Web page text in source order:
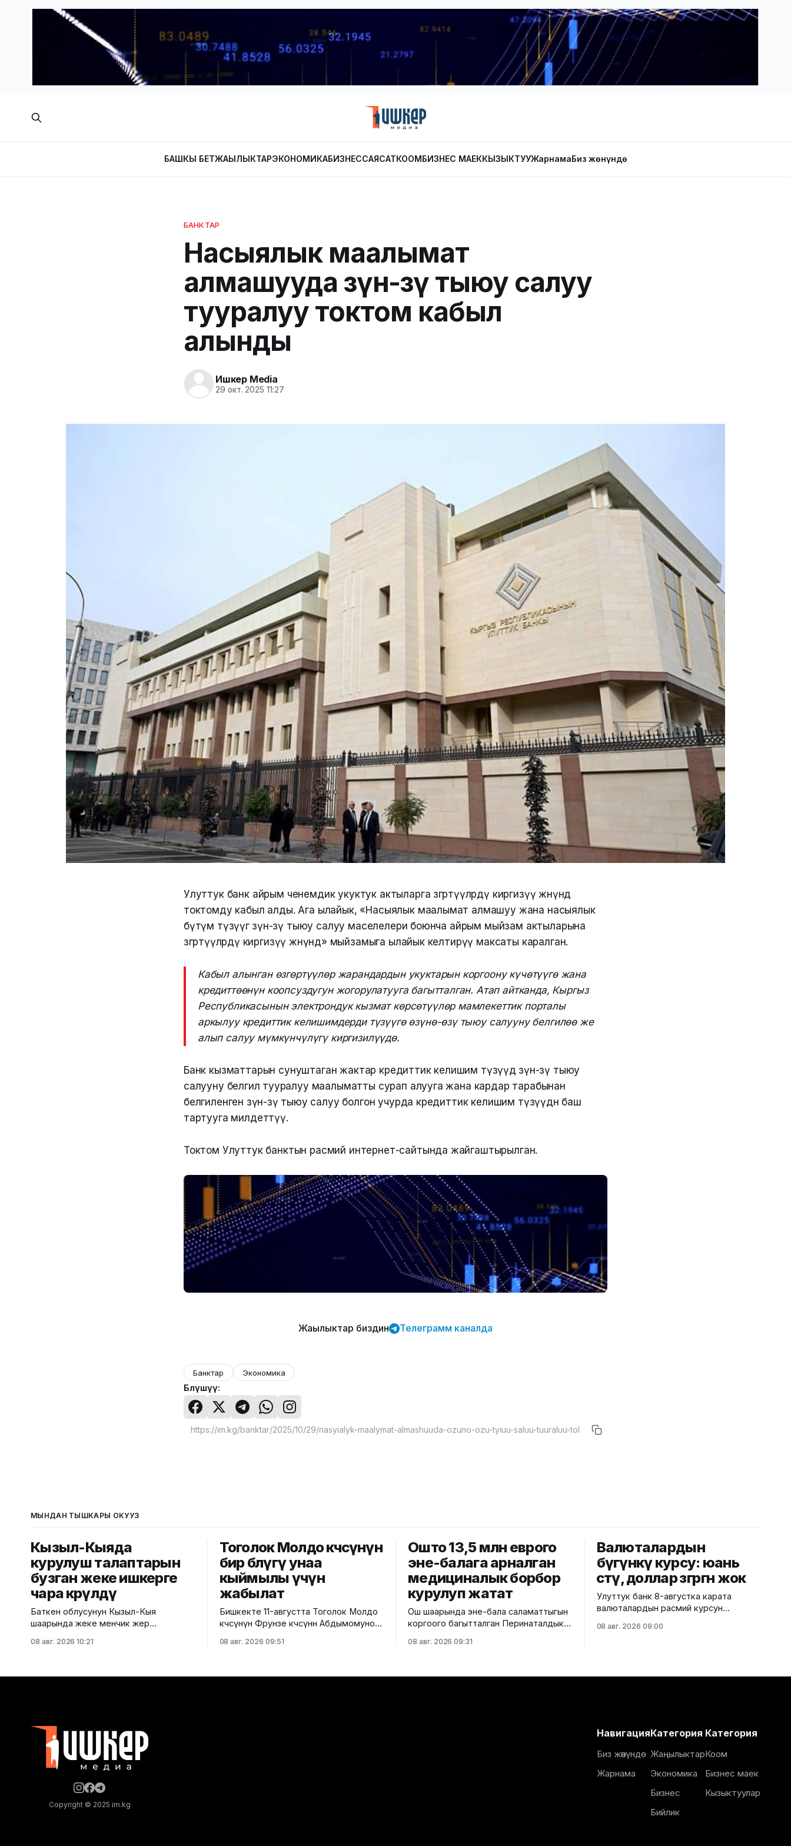
БАШКЫ БЕТЖАҢЫЛЫКТАРЭКОНОМИКАБИЗНЕССАЯСАТКООМБИЗНЕС МАЕККЫЗЫКТУУЖарнамаБиз жөнүндө
БАНКТАР
Насыялык маалымат
алмашууда өзүнө-өзү тыюу салуу
тууралуу токтом кабыл
алынды
Ишкер Media
29 окт. 2025 11:27
Улуттук банк айрым ченемдик укуктук актыларга өзгөртүүлөрдү киргизүү жөнүндө
токтомду кабыл алды. Ага ылайык, «Насыялык маалымат алмашуу жана насыялык
бүтүм түзүүгө өзүнө-өзү тыюу салуу маселелери боюнча айрым мыйзам актыларына
өзгөртүүлөрдү киргизүү жөнүндө» мыйзамыга ылайык келтирүү максаты каралган.
Кабыл алынган өзгөртүүлөр жарандардын укуктарын коргоону күчөтүүгө жана
кредиттөөнүн коопсуздугун жогорулатууга багытталган. Атап айтканда, Кыргыз
Республикасынын электрондук кызмат көрсөтүүлөр мамлекеттик порталы
аркылуу кредиттик келишимдерди түзүүгө өзүнө-өзү тыюу салууну белгилөө же
алып салуу мүмкүнчүлүгү киргизилүүдө.
Банк кызматтарын сунуштаган жактар кредиттик келишим түзүүдө өзүнө-өзү тыюу
салууну белгилөө тууралуу маалыматты сурап алууга жана кардар тарабынан
белгиленген өзүнө-өзү тыюу салуу болгон учурда кредиттик келишим түзүүдөн баш
тартууга милдеттүү.
Токтом Улуттук банктын расмий интернет-сайтында жайгаштырылган.
Жаңылыктар биздин Телеграмм каналда
Банктар Экономика
Бөлүшүү:
МЫНДАН ТЫШКАРЫ ОКУҢУЗ
Кызыл-Кыяда
курулуш талаптарын
бузган жеке ишкерге
чара көрүлдү
Баткен облусунун Кызыл-Кыя
шаарында жеке менчик жер
кабаттуу соода борборунун
жайгашкан объекттеги иштер
тиешелүү уруксат берүүчү жана
долбоордук документтер
таризделбестен жүргүзүлгөн. Жер
08 авг. 2026 10:21
Тоголок Молдо көчөсүнүн
бир бөлүгү унаа
кыймылы үчүн
жабылат
Бишкекте 11-августта Тоголок Молдо
көчөсүнүн Фрунзе көчөсүнөн Абдымомунов
үчүн убактылуу жабылат. Калаа
08 авг. 2026 09:51
Ошто 13,5 млн еврого
эне-балага арналган
медициналык борбор
курулуп жатат
Ош шаарында эне-бала саламаттыгын
коргоого багытталган Перинаталдык
тууралуу Саламаттык сактоо
08 авг. 2026 09:31
Валюталардын
бүгүнкү курсу: юань
өстү, доллар өзгөргөн жок
Улуттук банк 8-августка карата
валюталардын расмий курсун
курсу өзгөрүүсүз, тагыраагы 87,4500
рублдин курсу 1,0652 сом деп
08 авг. 2026 09:00
Copyright © 2025 im.kg
Навигация
Биз жөнүндө
Жарнама
Категория
Жаңылыктар
Экономика
Бизнес
Бийлик
Категория
Коом
Бизнес маек
Кызыктуулар